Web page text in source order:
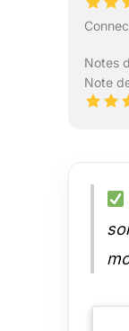
Notes
Note